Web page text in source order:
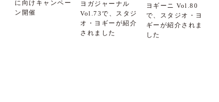
に向けキャンペー
ン開催
ヨガジャーナル
Vol.73で、スタジ
オ・ヨギーが紹介
されました
ヨギーニ Vol.80
で、スタジオ・ヨ
ギーが紹介されま
した